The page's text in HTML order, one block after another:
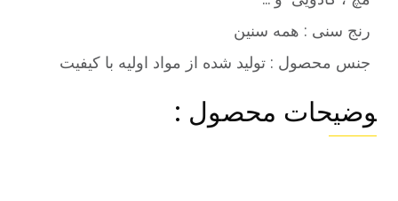
رنج سنی : همه سنین
جنس محصول : تولید شده از مواد اولیه با کیفیت
محصول :